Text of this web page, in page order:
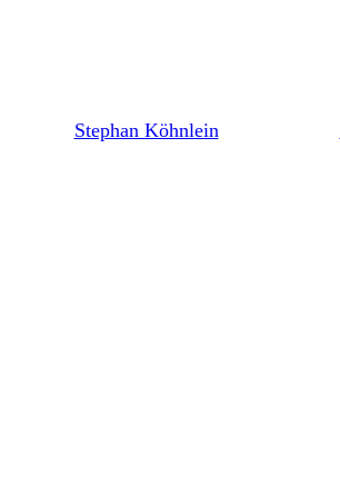
Stephan Köhnlein